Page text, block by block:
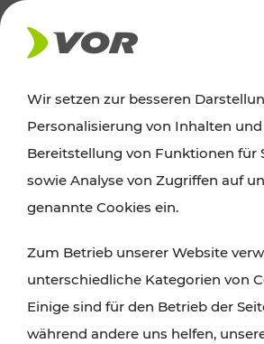
AKTUELLES
News
Alle wichtigen Meldungen zu
finden Sie hier im Überblick.
Wir setzen zur besseren
Personalisierung von Inhalten
Bereitstellung von Funktionen für
sowie Analyse von Zugriffen auf
genannte Cookies ein.
Zum Betrieb unserer Website
unterschiedliche Kategorien von
Einige sind für den Betrieb der
während andere uns helfen,